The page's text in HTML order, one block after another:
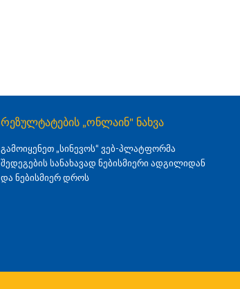
რეზულტატების „ონლაინ" ნახვა
გამოიყენეთ „სინევოს“ ვებ-პლატფორმა
შედეგების სანახავად ნებისმიერი ადგილიდან
და ნებისმიერ დროს